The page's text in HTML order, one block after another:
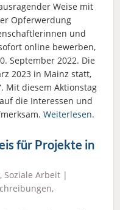
Weise mit
Opferwerdung
und
online bewerben,
September 2022. Die
2023 in Mainz statt,
Mit diesem Aktionstag
die Interessen und
Weiterlesen.
für Projekte in
, Soziale Arbeit |